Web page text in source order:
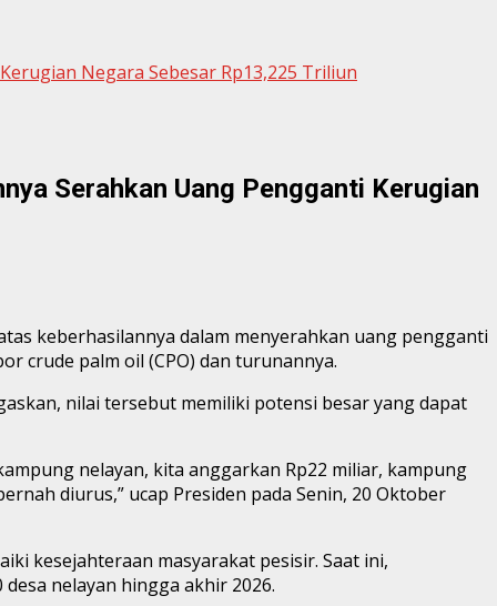
Negara Sebesar Rp13,225 Triliun
Serahkan Uang Pengganti Kerugian
keberhasilannya dalam menyerahkan uang pengganti
crude palm oil (CPO) dan turunannya.
nilai tersebut memiliki potensi besar yang dapat
nelayan, kita anggarkan Rp22 miliar, kampung
diurus,” ucap Presiden pada Senin, 20 Oktober
kesejahteraan masyarakat pesisir. Saat ini,
nelayan hingga akhir 2026.